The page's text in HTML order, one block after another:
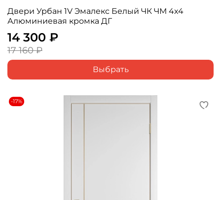
Двери Урбан 1V Эмалекс Белый ЧК ЧМ 4x4
Алюминиевая кромка ДГ
14 300 ₽
17 160 ₽
Выбрать
-17%